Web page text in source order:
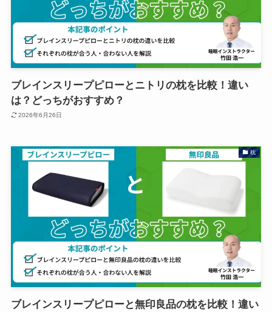
ブレインスリープピローとニトリの枕を比較！違い
は？どっちがおすすめ？
2026年6月26日
枕
ブレインスリープピローと無印良品の枕を比較！違い